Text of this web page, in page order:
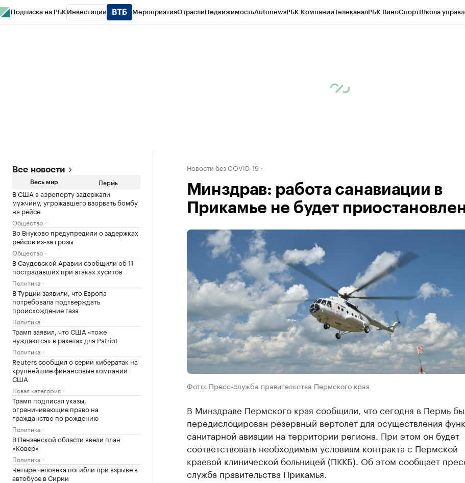
Подписка на РБК Инвестиции МероприятияОтраслиНедвижимостьAutonewsРБК КомпанииТелеканалРБК ВиноСпортШкола
Все новости
Весь мир Пермь
В США в аэропорту задержали
мужчину, угрожавшего взорвать бомбу
на рейсе
Общество
Во Внуково предупредили о задержках
рейсов из-за грозы
Общество
В Саудовской Аравии сообщили об 11
пострадавших при атаках хуситов
Политика
В Турции заявили, что Европа
потребовала подтверждать
происхождение газа
Политика
Трамп заявил, что США «тоже
нуждаются» в ракетах для Patriot
Политика
Reuters сообщил о серии кибератак на
крупнейшие финансовые компании
США
Новая категория
Трамп подписал указы,
ограничивающие право на
гражданство по рождению
Политика
В Пензенской области ввели план
«Ковер»
Политика
Четыре человека погибли при взрыве в
автобусе в Сирии
Новости без COVID-19
Минздрав: работа санавиации в
Прикамье не будет
Фото: Пресс-служба правительства Пермского края
В Минздраве Пермского края сообщили, что сегодня в Пермь
передислоцирован резервный вертолет для осуществления
санитарной авиации на территории региона. При этом он будет
соответствовать необходимым условиям контракта с Пермской
краевой клинической больницей (ПККБ). Об этом сообщает
служба правительства Прикамья.